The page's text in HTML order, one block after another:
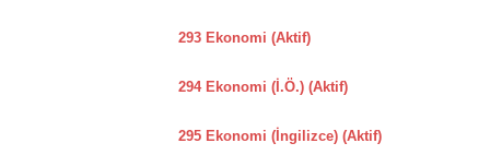
293 Ekonomi (Aktif)
294 Ekonomi (İ.Ö.) (Aktif)
295 Ekonomi (İngilizce) (Aktif)